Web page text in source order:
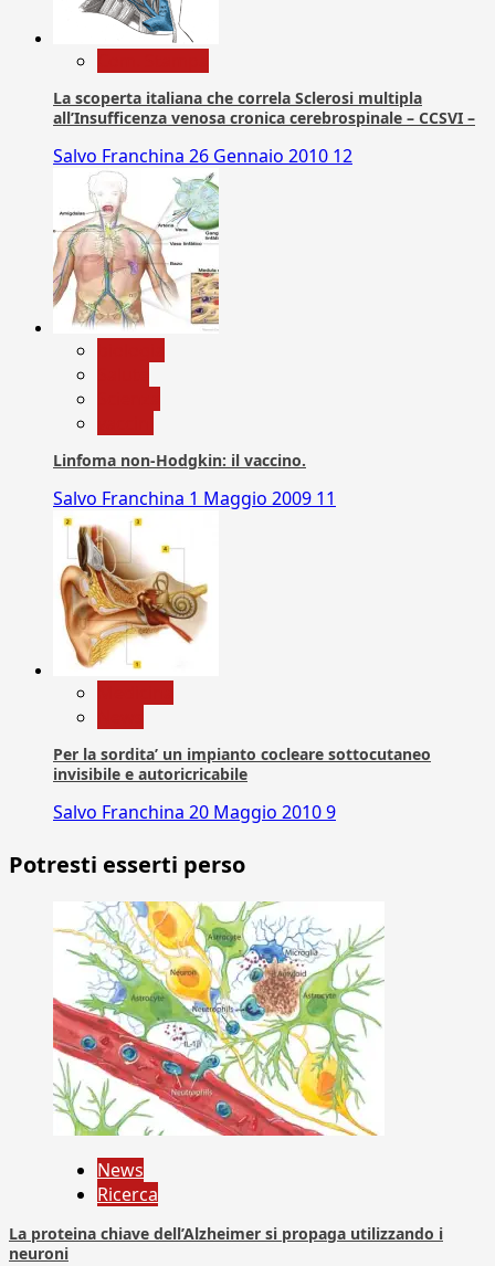
La scoperta italiana che correla Sclerosi multipla
all’Insufficenza venosa cronica cerebrospinale – CCSVI –
Salvo Franchina 26 Gennaio 2010 12
Linfoma non-Hodgkin: il vaccino.
Salvo Franchina 1 Maggio 2009 11
Per la sordita’ un impianto cocleare sottocutaneo
invisibile e autoricricabile
Salvo Franchina 20 Maggio 20109
Potresti esserti perso
News
Ricerca
La proteina chiave dell’Alzheimer si propaga utilizzando i
neuroni